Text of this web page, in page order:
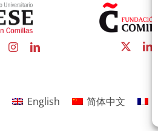
English 简体中文